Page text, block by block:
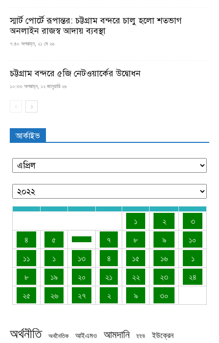
স্মার্ট পোর্টে রূপান্তর: চট্টগ্রাম বন্দরে চালু হলো শতভাগ
অনলাইন রাজস্ব আদায় ব্যবস্থা
৭:৪০ অপরাহ্ন, ২১ মে ২৬
চট্টগ্রাম বন্দরে ৫জি নেটওয়ার্কের উদ্বোধন
১০:৩৩ অপরাহ্ন, ১২ জানুয়ারি ২৬
আর্কাইভ
১ ২
৩
৪
৫ ৭ ৮ ৯
১০
১১
১ ১৩ ৪ ১৫ ১৬
১
৮
১৯ ২০ ২১ ২২ ২৩
২৪
২৫
২৬ ২৭ ২ ৯ ৩০
অর্থনীতি অর্থনৈতিক আইএমও আমদানি ইইউ ইউক্রেন